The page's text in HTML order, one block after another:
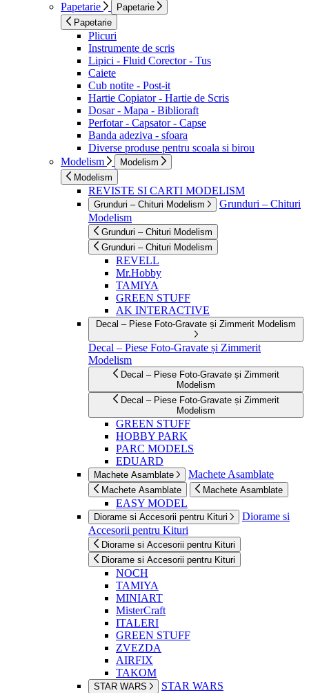
Papetarie
Papetarie
Papetarie
Plicuri
Instrumente de scris
Lipici - Fluid Corector - Tus
Caiete
Cub notite - Post-it
Hartie Copiator - Hartie de Scris
Dosar - Mapa - Biblioraft
Perfotar - Capsator - Capse
Banda adeziva - sfoara
Diverse produse pentru scoala si birou
Modelism
Modelism
Modelism
REVISTE SI CARTI MODELISM
Grunduri – Chituri Modelism
Grunduri – Chituri
Modelism
Grunduri – Chituri Modelism
Grunduri – Chituri Modelism
REVELL
Mr.Hobby
TAMIYA
GREEN STUFF
AK INTERACTIVE
Decal – Piese Foto-Gravate și Zimmerit Modelism
Decal – Piese Foto-Gravate și Zimmerit
Modelism
Decal – Piese Foto-Gravate și Zimmerit
Modelism
Decal – Piese Foto-Gravate și Zimmerit
Modelism
GREEN STUFF
HOBBY PARK
PARC MODELS
EDUARD
Machete Asamblate Machete Asamblate
Machete Asamblate Machete Asamblate
EASY MODEL
Diorame si Accesorii pentru Kituri
Diorame si
Accesorii pentru Kituri
Diorame si Accesorii pentru Kituri
Diorame si Accesorii pentru Kituri
NOCH
TAMIYA
MINIART
MisterCraft
ITALERI
GREEN STUFF
ZVEZDA
AIRFIX
TAKOM
STAR WARS STAR WARS